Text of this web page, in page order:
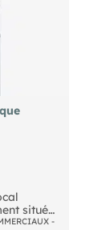
situé
à
-